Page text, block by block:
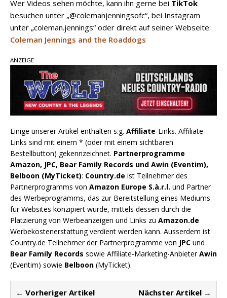
Wer Videos sehen möchte, kann ihn gerne bei TikTok
besuchen unter „@colemanjenningsofc“, bei Instagram
unter „coleman.jennings“ oder direkt auf seiner Webseite:
Coleman Jennings and the Roaddogs
ANZEIGE
Einige unserer Artikel enthalten s.g. Affiliate-Links. Affiliate-
Links sind mit einem * (oder mit einem sichtbaren
Bestellbutton) gekennzeichnet. Partnerprogramme
Amazon, JPC, Bear Family Records und Awin (Eventim),
Belboon (MyTicket): Country.de ist Teilnehmer des
Partnerprogramms von Amazon Europe S.à.r.l. und Partner
des Werbeprogramms, das zur Bereitstellung eines Mediums
für Websites konzipiert wurde, mittels dessen durch die
Platzierung von Werbeanzeigen und Links zu Amazon.de
Werbekostenerstattung verdient werden kann. Ausserdem ist
Country.de Teilnehmer der Partnerprogramme von JPC und
Bear Family Records sowie Affiliate-Marketing-AnbieterAwin
(Eventim) sowie Belboon (MyTicket).
← Vorheriger Artikel Nächster Artikel →